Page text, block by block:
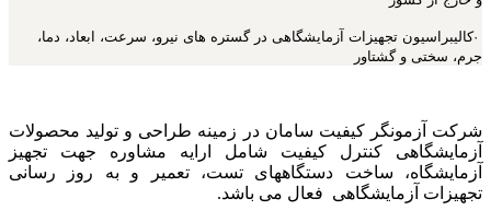
·کالیبراسیون تجهیزات آزمایشگاهی در گستره های نیرو، سرعت، ابعاد، دما،
جرم، سختی و گشتاور
شرکت آزمونگر کیفیت سامان در زمینه طراحی و تولید محصولات
آزمایشگاهی کنترل کیفیت شامل ارایه مشاوره جهت تجهیز
آزمایشگاه، ساخت دستگاههای تست، تعمیر و به روز رسانی
تجهیزات آزمایشگاهی فعال می باشد.